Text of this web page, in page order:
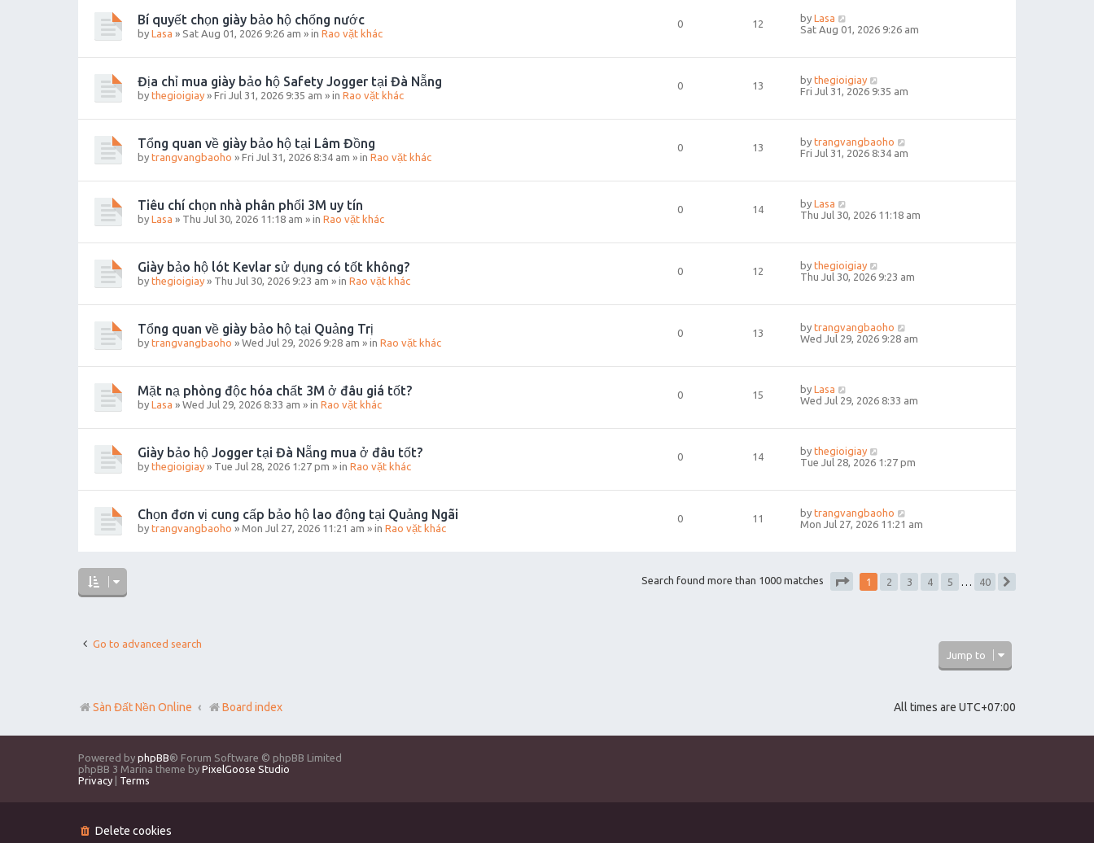
Bí quyết chọn giày bảo hộ chống nước
by Lasa » Sat Aug 01, 2026 9:26 am » in Rao vặt khác
0 12 by Lasa
Sat Aug 01, 2026 9:26 am
Địa chỉ mua giày bảo hộ Safety Jogger tại Đà Nẵng
by thegioigiay » Fri Jul 31, 2026 9:35 am » in Rao vặt khác
0 13 by thegioigiay
Fri Jul 31, 2026 9:35 am
Tổng quan về giày bảo hộ tại Lâm Đồng
by trangvangbaoho » Fri Jul 31, 2026 8:34 am » in Rao vặt khác
0 13 by trangvangbaoho
Fri Jul 31, 2026 8:34 am
Tiêu chí chọn nhà phân phối 3M uy tín
by Lasa » Thu Jul 30, 2026 11:18 am » in Rao vặt khác
0 14 by Lasa
Thu Jul 30, 2026 11:18 am
Giày bảo hộ lót Kevlar sử dụng có tốt không?
by thegioigiay » Thu Jul 30, 2026 9:23 am » in Rao vặt khác
0 12 by thegioigiay
Thu Jul 30, 2026 9:23 am
Tổng quan về giày bảo hộ tại Quảng Trị
by trangvangbaoho » Wed Jul 29, 2026 9:28 am » in Rao vặt khác
0 13 by trangvangbaoho
Wed Jul 29, 2026 9:28 am
Mặt nạ phòng độc hóa chất 3M ở đâu giá tốt?
by Lasa » Wed Jul 29, 2026 8:33 am » in Rao vặt khác
0 15 by Lasa
Wed Jul 29, 2026 8:33 am
Giày bảo hộ Jogger tại Đà Nẵng mua ở đâu tốt?
by thegioigiay » Tue Jul 28, 2026 1:27 pm » in Rao vặt khác
0 14 by thegioigiay
Tue Jul 28, 2026 1:27 pm
Chọn đơn vị cung cấp bảo hộ lao động tại Quảng Ngãi
by trangvangbaoho » Mon Jul 27, 2026 11:21 am » in Rao vặt khác
0 11 by trangvangbaoho
Mon Jul 27, 2026 11:21 am
Search found more than 1000 matches
1 2 3 4 5 …
40
Go to advanced search
Jump to
All times are UTC+07:00
Sàn Đất Nền Online Board index
Powered by phpBB® Forum Software © phpBB Limited
phpBB 3 Marina theme by PixelGoose Studio
Privacy
Terms
Delete cookies